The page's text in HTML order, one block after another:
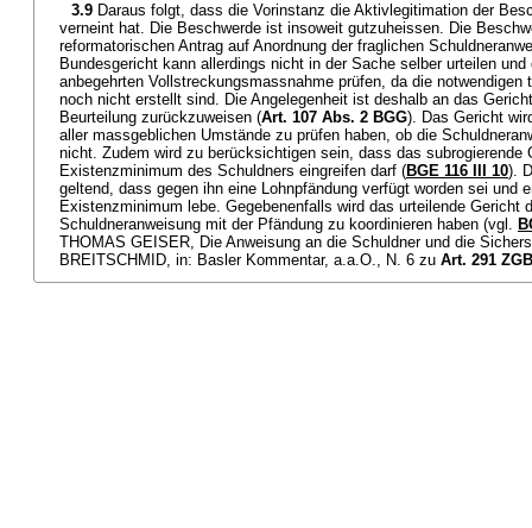
3.9 Daraus folgt, dass die Vorinstanz die Aktivlegitimation der
verneint hat. Die Beschwerde ist insoweit gutzuheissen. Die
reformatorischen Antrag auf Anordnung der fraglichen
Bundesgericht kann allerdings nicht in der Sache selber urteilen und
anbegehrten Vollstreckungsmassnahme prüfen, da die notwendigen
noch nicht erstellt sind. Die Angelegenheit ist deshalb an das
Beurteilung zurückzuweisen (Art. 107 Abs. 2 BGG). Das Gericht
aller massgeblichen Umstände zu prüfen haben, ob die
nicht. Zudem wird zu berücksichtigen sein, dass das subrogierende
Existenzminimum des Schuldners eingreifen darf (BGE 116 III 10).
geltend, dass gegen ihn eine Lohnpfändung verfügt worden sei und
Existenzminimum lebe. Gegebenenfalls wird das urteilende Gericht
Schuldneranweisung mit der Pfändung zu koordinieren haben (vgl.
THOMAS GEISER, Die Anweisung an die Schuldner und die
BREITSCHMID, in: Basler Kommentar, a.a.O., N. 6 zu Art. 291 ZGB